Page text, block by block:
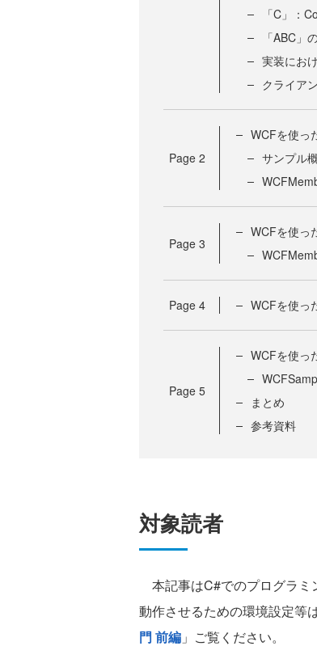
「C」：
「ABC」
実装にお
クライア
Page 2
WCFを使っ
サンプル
Page 3
WCFを使っ
Page 4 WCFを使っ
Page 5
WCFを使っ
まとめ
参考資料
対象読者
本記事はC#でのプログラミ
動作させるための環境設定等
門 前編 」ご覧ください。